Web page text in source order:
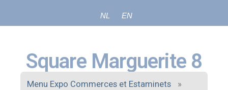
NL EN
Square Marguerite 8
Menu Expo Commerces et Estaminets
»